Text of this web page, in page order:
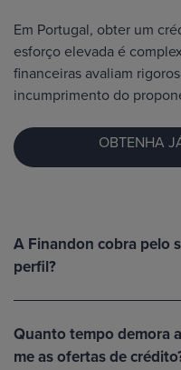
Em Portugal, obter um
esforço elevada é
financeiras avaliam
incumprimento do
OBTENHA
A Finandon cobra pelo
perfil?
Quanto tempo demora
me as ofertas de